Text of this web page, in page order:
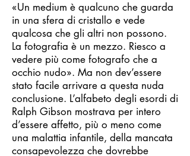
«Un medium è qualcuno che guarda
in una sfera di cristallo e vede
qualcosa che gli altri non possono.
La fotografia è un mezzo. Riesco a
vedere più come fotografo che a
occhio nudo». Ma non dev’essere
stato facile arrivare a questa nuda
conclusione. L’alfabeto degli esordi di
Ralph Gibson mostrava per intero
d’essere affetto, più o meno come
una malattia infantile, della mancata
consapevolezza che dovrebbe